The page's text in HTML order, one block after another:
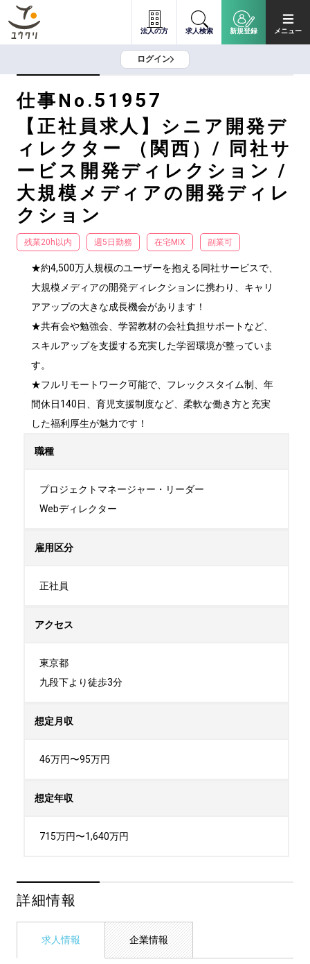
法人の方 求人検索 新規登録 メニュー
ログイン
仕事No.51957
【正社員求人】シニア開発デ
ィレクター （関西）/ 同社サ
ービス開発ディレクション /
大規模メディアの開発ディレ
クション
残業20h以内 週5日勤務 在宅MIX 副業可
★約4,500万人規模のユーザーを抱える同社サービスで、
大規模メディアの開発ディレクションに携わり、キャリ
アアップの大きな成長機会があります！
★共有会や勉強会、学習教材の会社負担サポートなど、
スキルアップを支援する充実した学習環境が整っていま
す。
★フルリモートワーク可能で、フレックスタイム制、年
間休日140日、育児支援制度など、柔軟な働き方と充実
した福利厚生が魅力です！
職種
プロジェクトマネージャー・リーダー
Webディレクター
雇用区分
正社員
アクセス
東京都
九段下より徒歩3分
想定月収
46万円〜95万円
想定年収
715万円〜1,640万円
詳細情報
求人情報 企業情報